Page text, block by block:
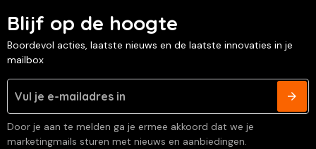
Blijf op de hoogte
Boordevol acties, laatste nieuws en de laatste innovaties in je
mailbox
Door je aan te melden ga je ermee akkoord dat we je
marketingmails sturen met nieuws en aanbiedingen.